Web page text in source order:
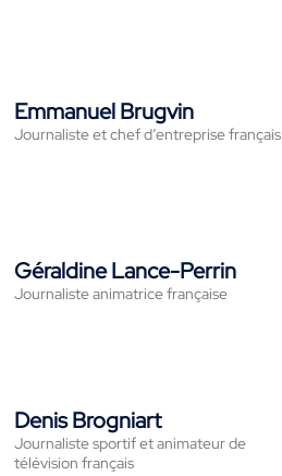
Emmanuel Brugvin
Journaliste et chef d’entreprise français
Géraldine Lance-Perrin
Journaliste animatrice française
Denis Brogniart
Journaliste sportif et animateur de
télévision français